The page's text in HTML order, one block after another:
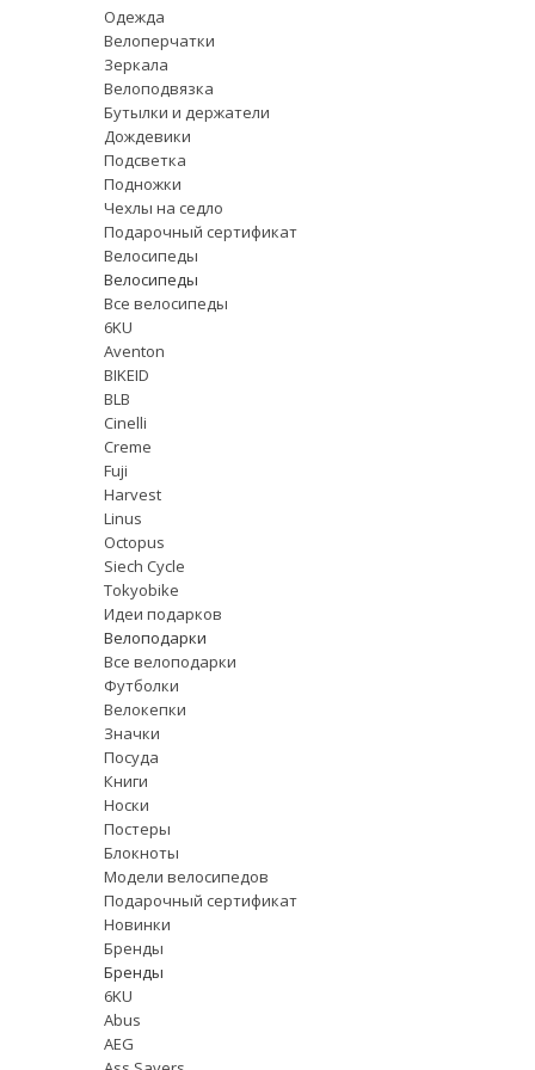
Одежда
Велоперчатки
Зеркала
Велоподвязка
Бутылки и держатели
Дождевики
Подсветка
Подножки
Чехлы на седло
Подарочный сертификат
Велосипеды
Велосипеды
Все велосипеды
6KU
Aventon
BIKEID
BLB
Cinelli
Creme
Fuji
Harvest
Linus
Octopus
Siech Cycle
Tokyobike
Идеи подарков
Велоподарки
Все велоподарки
Футболки
Велокепки
Значки
Посуда
Книги
Носки
Постеры
Блокноты
Модели велосипедов
Подарочный сертификат
Новинки
Бренды
Бренды
6KU
Abus
AEG